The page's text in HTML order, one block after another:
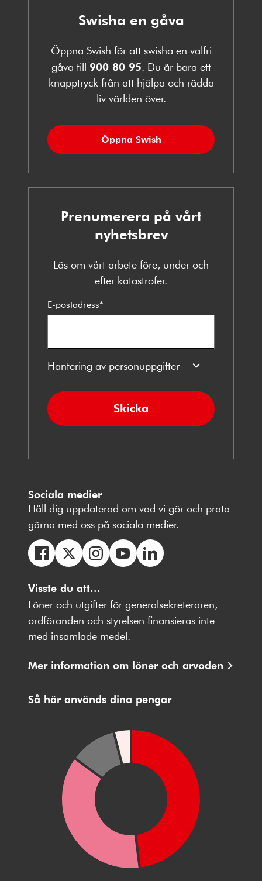
Swisha en gåva
Öppna Swish för att swisha en valfri
gåva till 900 80 95. Du är bara ett
knapptryck från att hjälpa och rädda
liv världen över.
Öppna Swish
Prenumerera på vårt
nyhetsbrev
Läs om vårt arbete före, under och
efter katastrofer.
E-postadress*
Hantering av personuppgifter
Skicka
Sociala medier
Håll dig uppdaterad om vad vi gör och prata
gärna med oss på sociala medier.
oss
på
Facebbok
oss
på
oss
på
Instagram
på
Youtube
på
LinkedIn
Visste du att...
Löner och utgifter för generalsekreteraren,
ordföranden och styrelsen finansieras inte
med insamlade medel.
Mer information om löner och arvoden
Så här används dina pengar